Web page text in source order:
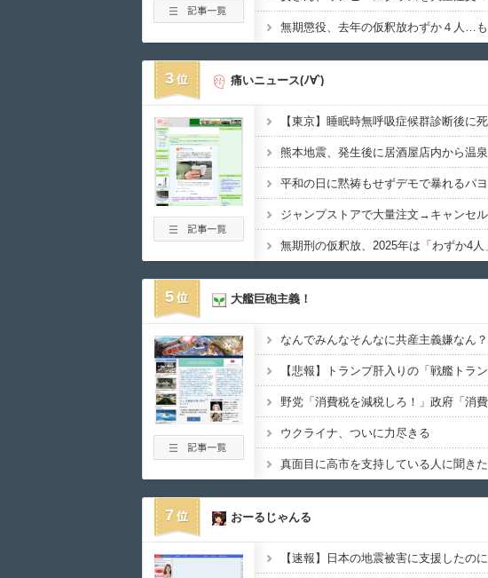
3 痛いニュース(ﾉ∀`)
熊本地震、発生後に居酒屋店内から温
平和の日に黙祷もせずデモで暴れるパ
5 大艦巨砲主義！
なんでみんなそんなに共産主義嫌なん？
ウクライナ、ついに力尽きる
真面目に高市を支持している人に聞き
7 おーるじゃんる